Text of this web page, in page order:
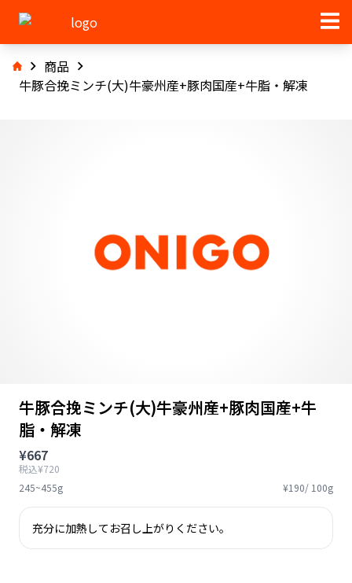
商品
牛豚合挽ミンチ(大)牛豪州産+豚肉国産+牛脂・解凍
牛豚合挽ミンチ(大)牛豪州産+豚肉国産+牛
脂・解凍
¥667
税込¥720
245~455g
¥190/ 100g
充分に加熱してお召し上がりください。